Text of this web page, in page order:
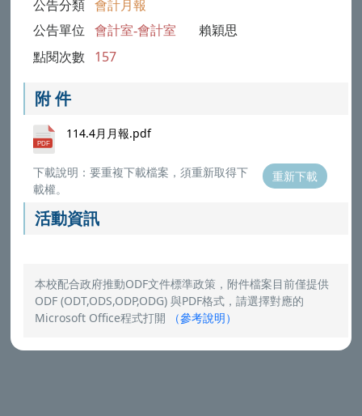
公告分類 會計月報
公告單位 會計室-會計室 賴穎思
點閱次數 157
附 件
114.4月月報.pdf
下載說明：要重複下載檔案，須重新取得下
載權。
重新下載
活動資訊
本校配合政府推動ODF文件標準政策，附件檔案目前僅提供
ODF (ODT,ODS,ODP,ODG) 與PDF格式，請選擇對應的
Microsoft Office程式打開
（參考說明）